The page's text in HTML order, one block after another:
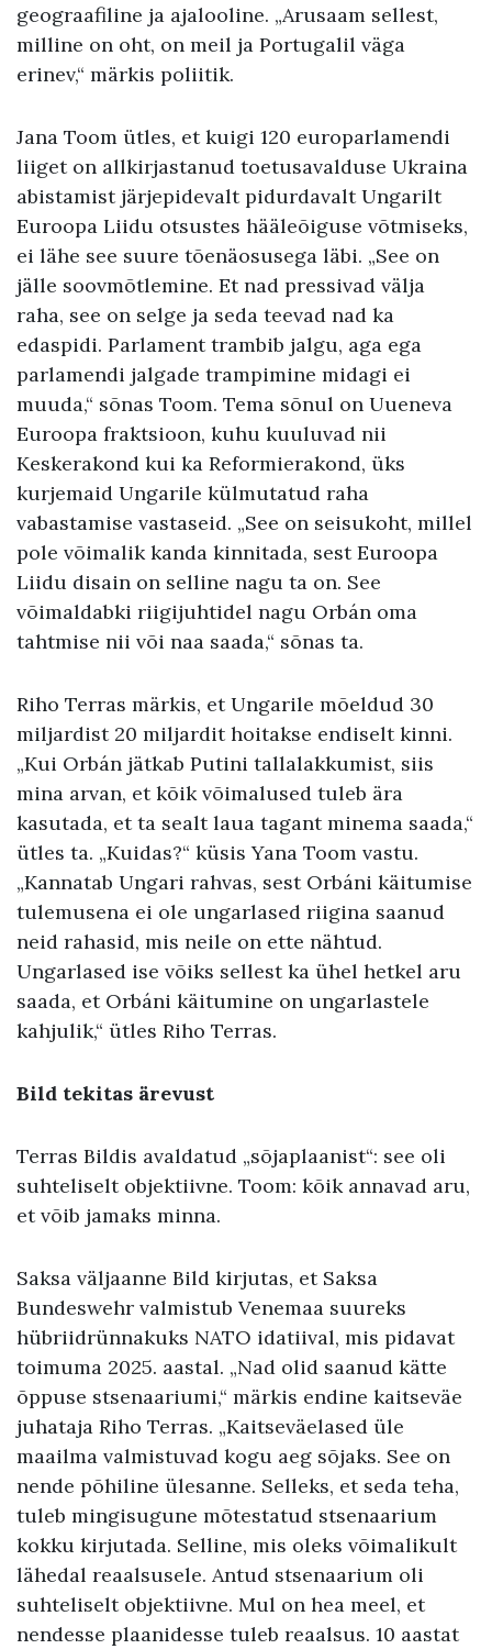
geograafiline ja ajalooline. „Arusaam sellest,
milline on oht, on meil ja Portugalil väga
erinev,“ märkis poliitik.
Jana Toom ütles, et kuigi 120 europarlamendi
liiget on allkirjastanud toetusavalduse Ukraina
abistamist järjepidevalt pidurdavalt Ungarilt
Euroopa Liidu otsustes hääleõiguse võtmiseks,
ei lähe see suure tõenäosusega läbi. „See on
jälle soovmõtlemine. Et nad pressivad välja
raha, see on selge ja seda teevad nad ka
edaspidi. Parlament trambib jalgu, aga ega
parlamendi jalgade trampimine midagi ei
muuda,“ sõnas Toom. Tema sõnul on Uueneva
Euroopa fraktsioon, kuhu kuuluvad nii
Keskerakond kui ka Reformierakond, üks
kurjemaid Ungarile külmutatud raha
vabastamise vastaseid. „See on seisukoht, millel
pole võimalik kanda kinnitada, sest Euroopa
Liidu disain on selline nagu ta on. See
võimaldabki riigijuhtidel nagu Orbán oma
tahtmise nii või naa saada,“ sõnas ta.
Riho Terras märkis, et Ungarile mõeldud 30
miljardist 20 miljardit hoitakse endiselt kinni.
„Kui Orbán jätkab Putini tallalakkumist, siis
mina arvan, et kõik võimalused tuleb ära
kasutada, et ta sealt laua tagant minema saada,“
ütles ta. „Kuidas?“ küsis Yana Toom vastu.
„Kannatab Ungari rahvas, sest Orbáni käitumise
tulemusena ei ole ungarlased riigina saanud
neid rahasid, mis neile on ette nähtud.
Ungarlased ise võiks sellest ka ühel hetkel aru
saada, et Orbáni käitumine on ungarlastele
kahjulik,“ ütles Riho Terras.
Bild tekitas ärevust
Terras Bildis avaldatud „sõjaplaanist“: see oli
suhteliselt objektiivne. Toom: kõik annavad aru,
et võib jamaks minna.
Saksa väljaanne Bild kirjutas, et Saksa
Bundeswehr valmistub Venemaa suureks
hübriidrünnakuks NATO idatiival, mis pidavat
toimuma 2025. aastal. „Nad olid saanud kätte
õppuse stsenaariumi,“ märkis endine kaitseväe
juhataja Riho Terras. „Kaitseväelased üle
maailma valmistuvad kogu aeg sõjaks. See on
nende põhiline ülesanne. Selleks, et seda teha,
tuleb mingisugune mõtestatud stsenaarium
kokku kirjutada. Selline, mis oleks võimalikult
lähedal reaalsusele. Antud stsenaarium oli
suhteliselt objektiivne. Mul on hea meel, et
nendesse plaanidesse tuleb reaalsus. 10 aastat